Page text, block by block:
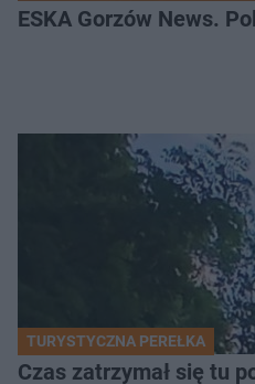
ESKA Gorzów News.
TURYSTYCZNA PEREŁKA
Czas zatrzymał się tu